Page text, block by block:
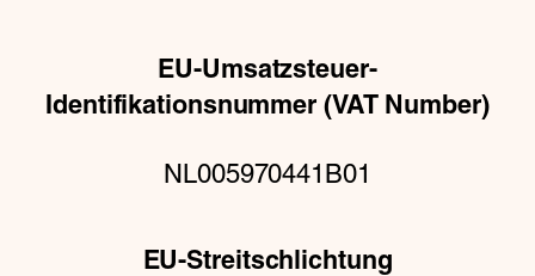
EU-Umsatzsteuer-
Identifikationsnummer (VAT Number)
NL005970441B01
EU-Streitschlichtung